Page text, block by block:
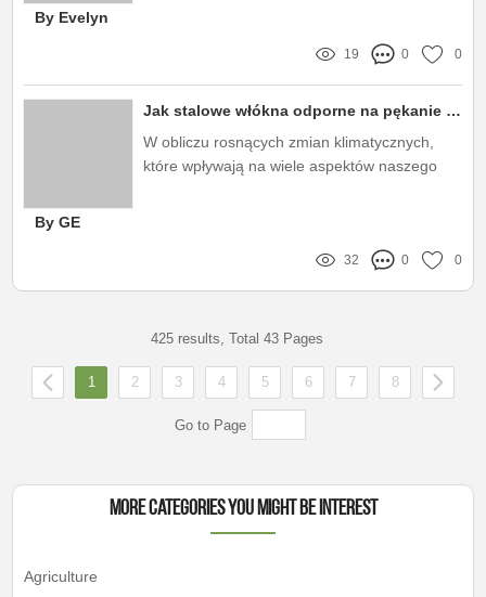
By Evelyn
19 0 0
Jak stalowe włókna odporne na pękanie kształtują przyszłość polskiego budownictwa w obliczu zmieniającego się klimatu?
W obliczu rosnących zmian klimatycznych,
które wpływają na wiele aspektów naszego
By GE
32 0 0
425 results, Total 43 Pages
1 2 3 4 5 6 7 8
Go to Page
More Categories You Might Be Interest
Agriculture